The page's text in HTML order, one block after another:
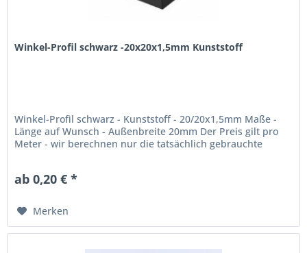
Winkel-Profil schwarz -20x20x1,5mm Kunststoff
Winkel-Profil schwarz - Kunststoff - 20/20x1,5mm Maße -
Länge auf Wunsch - Außenbreite 20mm Der Preis gilt pro
Meter - wir berechnen nur die tatsächlich gebrauchte
ab 0,20 € *
Merken